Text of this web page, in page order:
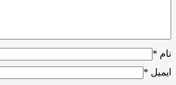
نام *
ایمیل *